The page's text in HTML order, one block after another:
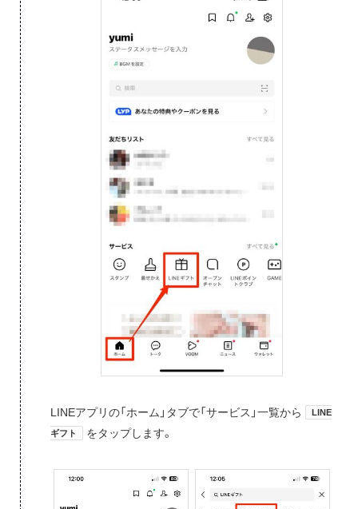
LINEアプリの「ホーム」タブで「サービス」一覧から LINE
ギフト をタップします。